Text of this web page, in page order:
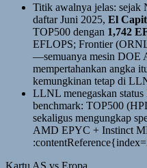
Titik awalnya jelas: sejak
daftar Juni 2025, El
TOP500 dengan 1,742
EFLOPS; Frontier
—semuanya mesin DOE
mempertahankan angka
kemungkinan tetap di
LLNL menegaskan
benchmark: TOP500
sekaligus mengungkap
AMD EPYC + Instinct
Kartu AS vs Eropa